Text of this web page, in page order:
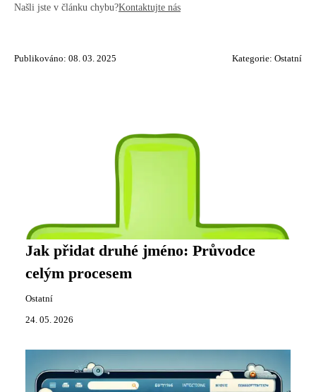
Našli jste v článku chybu?Kontaktujte nás
Publikováno: 08. 03. 2025 Kategorie: Ostatní
Jak přidat druhé jméno: Průvodce
celým procesem
Ostatní
24. 05. 2026